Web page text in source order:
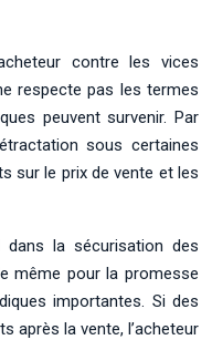
contre les vices
respecte pas les termes
peuvent survenir. Par
sous certaines
sur le prix de vente et les
la sécurisation des
même pour la promesse
importantes. Si des
après la vente, l’acheteur